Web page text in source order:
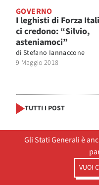
GOVERNO
I leghisti di Forza
ci credono: “Silvio,
asteniamoci”
di Stefano Iannaccone
9 Maggio 2018
TUTTI I POST
Gli Stati Generali è
VUOI